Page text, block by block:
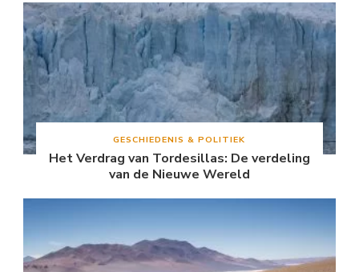
GESCHIEDENIS & POLITIEK
Het Verdrag van Tordesillas: De verdeling
van de Nieuwe Wereld